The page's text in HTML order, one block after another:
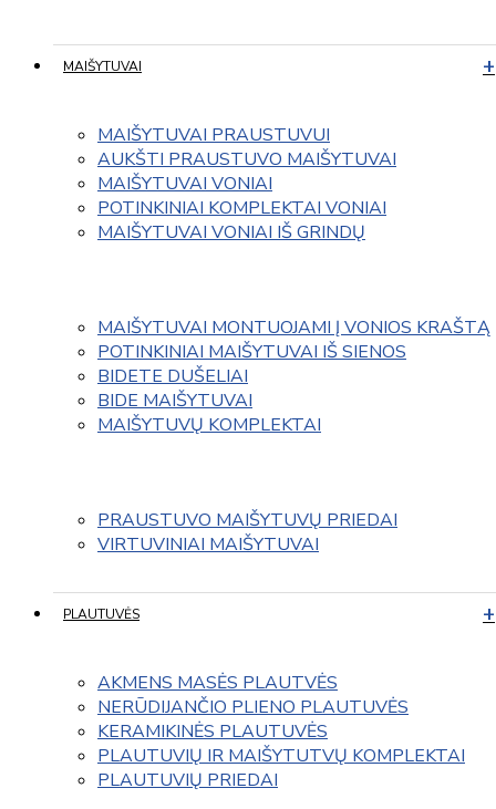
MAIŠYTUVAI
MAIŠYTUVAI PRAUSTUVUI
AUKŠTI PRAUSTUVO MAIŠYTUVAI
MAIŠYTUVAI VONIAI
POTINKINIAI KOMPLEKTAI VONIAI
MAIŠYTUVAI VONIAI IŠ GRINDŲ
MAIŠYTUVAI MONTUOJAMI Į VONIOS KRAŠTĄ
POTINKINIAI MAIŠYTUVAI IŠ SIENOS
BIDETE DUŠELIAI
BIDE MAIŠYTUVAI
MAIŠYTUVŲ KOMPLEKTAI
PRAUSTUVO MAIŠYTUVŲ PRIEDAI
VIRTUVINIAI MAIŠYTUVAI
PLAUTUVĖS
AKMENS MASĖS PLAUTVĖS
NERŪDIJANČIO PLIENO PLAUTUVĖS
KERAMIKINĖS PLAUTUVĖS
PLAUTUVIŲ IR MAIŠYTUTVŲ KOMPLEKTAI
PLAUTUVIŲ PRIEDAI